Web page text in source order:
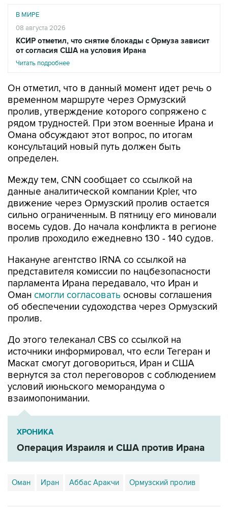
В МИРЕ
08 августа 2026
КСИР отметил, что снятие блокады с Ормуза зависит
от согласия США на условия Ирана
Читать подробнее
Он отметил, что в данный момент идет речь о
временном маршруте через Ормузский
пролив, утверждение которого сопряжено с
рядом трудностей. При этом военные Ирана и
Омана обсуждают этот вопрос, по итогам
консультаций новый путь должен быть
определен.
Между тем, CNN сообщает со ссылкой на
данные аналитической компании Kpler, что
движение через Ормузский пролив остается
сильно ограниченным. В пятницу его миновали
восемь судов. До начала конфликта в регионе
пролив проходило ежедневно 130 - 140 судов.
Накануне агентство IRNA со ссылкой на
представителя комиссии по нацбезопасности
парламента Ирана передавало, что Иран и
Оман смогли согласовать основы соглашения
об обеспечении судоходства через Ормузский
пролив.
До этого телеканал CBS со ссылкой на
источники информировал, что если Тегеран и
Маскат смогут договориться, Иран и США
вернутся за стол переговоров с соблюдением
условий июньского меморандума о
взаимопонимании.
ХРОНИКА
Операция Израиля и США против Ирана
Оман Иран Аббас Аракчи Ормузский пролив